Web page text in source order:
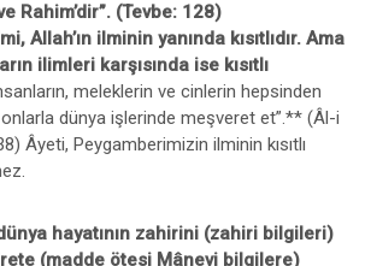
Rahim’dir”. (Tevbe: 128)
Allah’ın ilminin yanında kısıtlıdır. Ama
ilimleri karşısında ise kısıtlı
meleklerin ve cinlerin hepsinden
dünya işlerinde meşveret et”.** (Âl-i
Âyeti, Peygamberimizin ilminin kısıtlı
hayatının zahirini (zahiri bilgileri)
(madde ötesi Mânevi bilgilere)